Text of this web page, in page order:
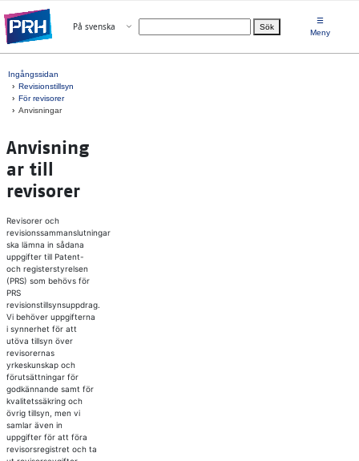
Välj språk
På svenska Öppna menyn Sök
☰
Meny
Ingångssidan
Revisionstillsyn
För revisorer
Anvisningar
Anvisning
ar till
revisorer
Revisorer och
revisionssammanslutningar
ska lämna in sådana
uppgifter till Patent-
och registerstyrelsen
(PRS) som behövs för
PRS
revisionstillsynsuppdrag.
Vi behöver uppgifterna
i synnerhet för att
utöva tillsyn över
revisorernas
yrkeskunskap och
förutsättningar för
godkännande samt för
kvalitetssäkring och
övrig tillsyn, men vi
samlar även in
uppgifter för att föra
revisorsregistret och ta